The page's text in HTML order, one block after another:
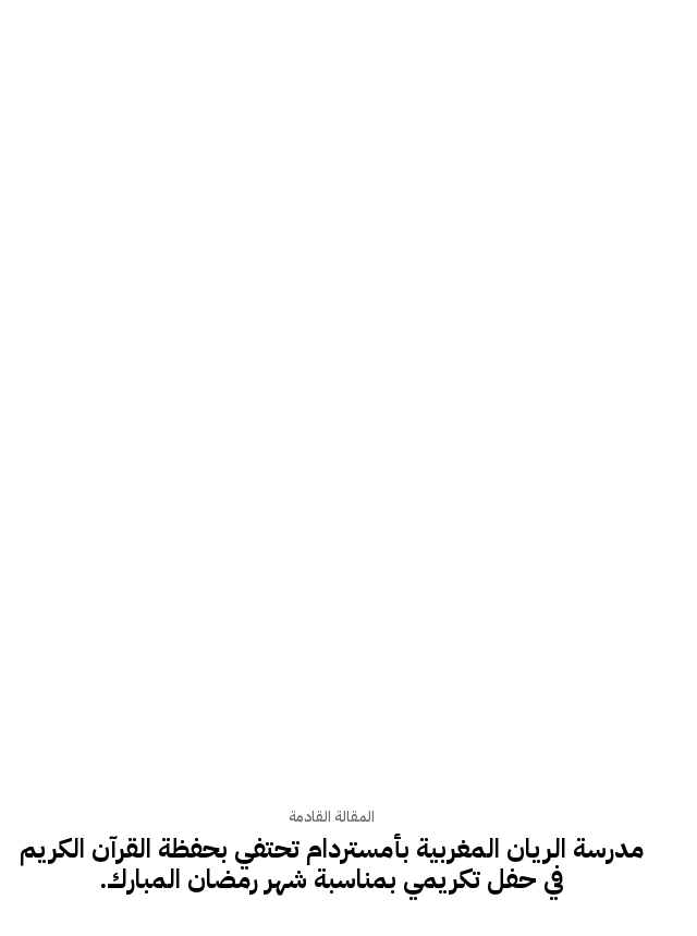
المقالة القادمة
مدرسة الريان المغربية بأمستردام تحتفي بحفظة القرآن الكريم
في حفل تكريمي بمناسبة شهر رمضان المبارك.